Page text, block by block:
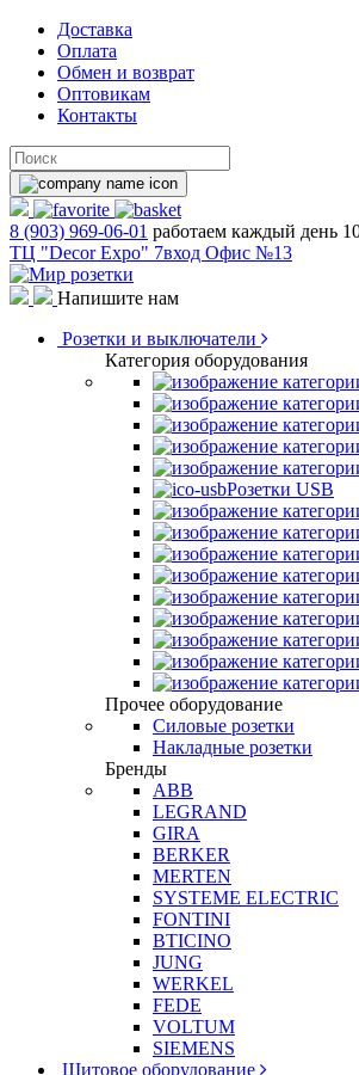
Доставка
Оплата
Обмен и возврат
Оптовикам
Контакты
8 (903) 969-06-01 работаем каждый день
ТЦ "Decor Expo" 7вход Офис №13
Напишите нам
Розетки и выключатели
Категория оборудования
Розетки USB
Прочее оборудование
Силовые розетки
Накладные розетки
Бренды
ABB
LEGRAND
GIRA
BERKER
MERTEN
SYSTEME ELECTRIC
FONTINI
BTICINO
JUNG
WERKEL
FEDE
VOLTUM
SIEMENS
Щитовое оборудование